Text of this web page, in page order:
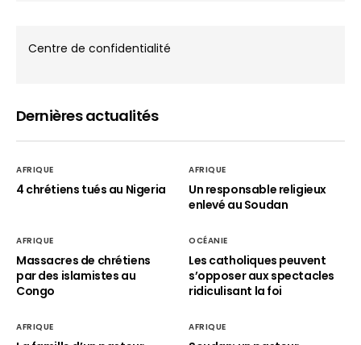
Centre de confidentialité
Dernières actualités
AFRIQUE
4 chrétiens tués au Nigeria
AFRIQUE
Un responsable religieux
enlevé au Soudan
AFRIQUE
Massacres de chrétiens
par des islamistes au
Congo
OCÉANIE
Les catholiques peuvent
s’opposer aux spectacles
ridiculisant la foi
AFRIQUE AFRIQUE